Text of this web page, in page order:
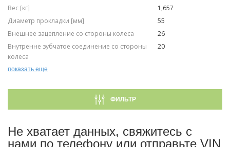
Вес [кг]
1,657
Диаметр прокладки [мм]
55
Внешнее зацепление со стороны колеса
26
Внутренне зубчатое соединение со стороны
колеса
20
Наружный диаметр [мм]
Высота упаковки [см]
8,5
показать еще
ФИЛЬТР
Не хватает данных, свяжитесь с
нами по телефону или отправьте VIN